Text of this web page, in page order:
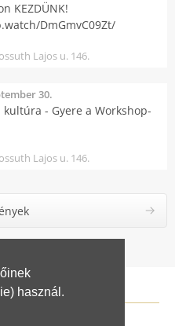
használ.
KEZDÜNK!
DmGmvC09Zt/
Lajos u. 146.
30.
kultúra - Gyere a Workshop-
Lajos u. 146.